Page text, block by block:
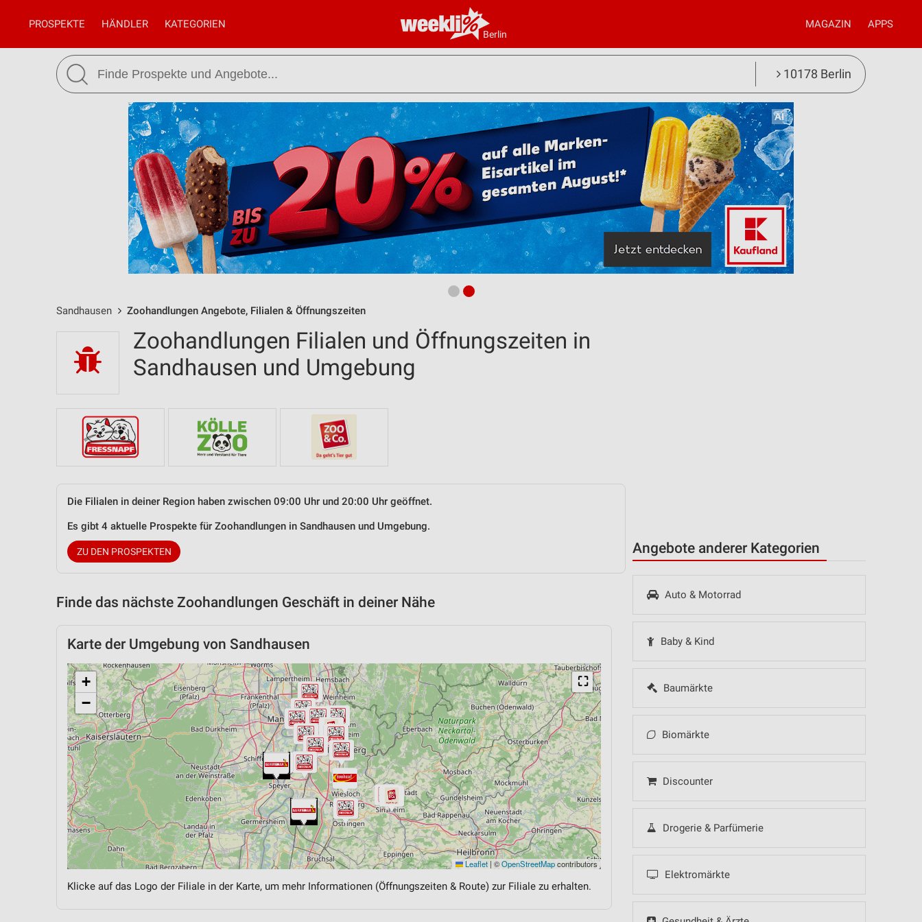
Berlin
PROSPEKTE HÄNDLER KATEGORIEN MAGAZIN APPS
10178 Berlin
Sandhausen Zoohandlungen Angebote, Filialen & Öffnungszeiten
Angebote anderer Kategorien
Auto & Motorrad
Baby & Kind
Baumärkte
Biomärkte
Discounter
Drogerie & Parfümerie
Elektromärkte
Zoohandlungen Filialen und Öffnungszeiten in
Sandhausen und Umgebung
Die Filialen in deiner Region haben zwischen 09:00 Uhr und 20:00 Uhr geöffnet.
Es gibt 4 aktuelle Prospekte für Zoohandlungen in Sandhausen und Umgebung.
ZU DEN PROSPEKTEN
Finde das nächste Zoohandlungen Geschäft in deiner Nähe
Karte der Umgebung von Sandhausen
⛶
+
−
Leaflet | ©OpenStreetMapcontributors
Klicke auf das Logo der Filiale in der Karte, um mehr Informationen (Öffnungszeiten & Route) zur Filiale zu erhalten.